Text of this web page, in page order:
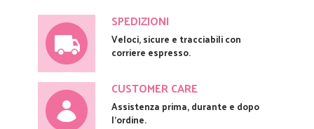
SPEDIZIONI
Veloci, sicure e tracciabili con
corriere espresso.
CUSTOMER CARE
Assistenza prima, durante e dopo
l'ordine.